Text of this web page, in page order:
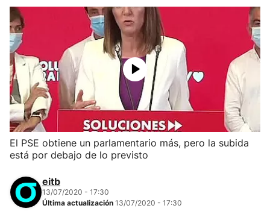
El PSE obtiene un parlamentario más, pero la subida
está por debajo de lo previsto
eitb
13/07/2020 - 17:30
Última actualización 13/07/2020 - 17:30